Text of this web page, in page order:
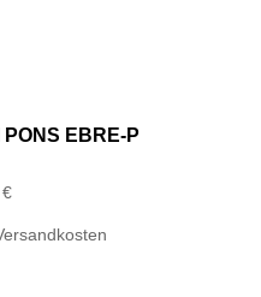
PONS EBRE-P
€